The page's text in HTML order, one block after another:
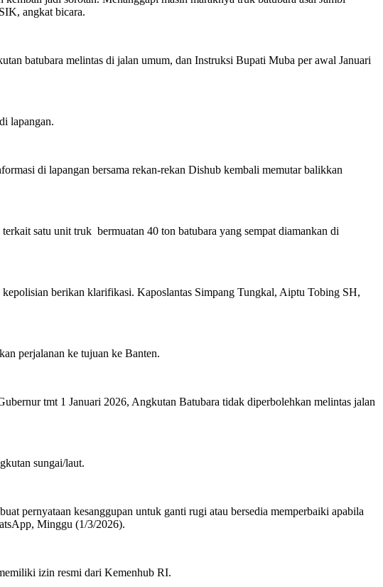
angkat bicara.
batubara melintas di jalan umum, dan Instruksi Bupati Muba per awal Januari
lapangan.
di lapangan bersama rekan-rekan Dishub kembali memutar balikkan
satu unit truk bermuatan 40 ton batubara yang sempat diamankan di
berikan klarifikasi. Kaposlantas Simpang Tungkal, Aiptu Tobing SH,
perjalanan ke tujuan ke Banten.
tmt 1 Januari 2026, Angkutan Batubara tidak diperbolehkan melintas jalan
sungai/laut.
pernyataan kesanggupan untuk ganti rugi atau bersedia memperbaiki apabila
Minggu (1/3/2026).
izin resmi dari Kemenhub RI.